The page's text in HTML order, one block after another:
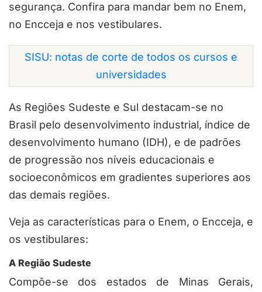
segurança. Confira para mandar bem no Enem,
no Encceja e nos vestibulares.
SISU: notas de corte de todos os cursos e
universidades
As Regiões Sudeste e Sul destacam-se no
Brasil pelo desenvolvimento industrial, índice de
desenvolvimento humano (IDH), e de padrões
de progressão nos níveis educacionais e
socioeconômicos em gradientes superiores aos
das demais regiões.
Veja as características para o Enem, o Encceja, e
os vestibulares:
A Região Sudeste
Compõe-se dos estados de Minas Gerais,